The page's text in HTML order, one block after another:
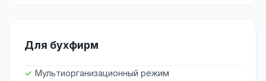
Для бухфирм
Мультиорганизационный режим